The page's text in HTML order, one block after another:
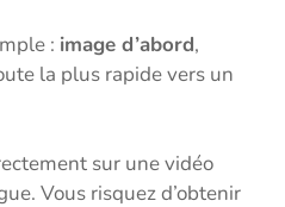
: image d’abord,
la plus rapide vers un
sur une vidéo
Vous risquez d’obtenir